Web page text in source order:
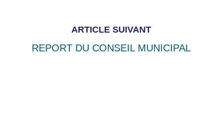
ARTICLE SUIVANT
REPORT DU CONSEIL MUNICIPAL